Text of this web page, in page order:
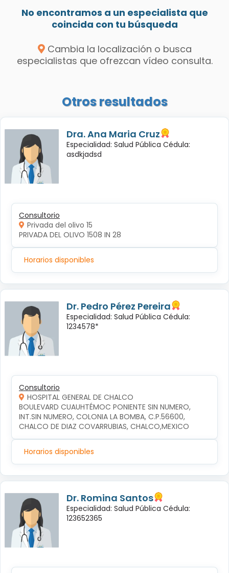
No encontramos a un especialista que
coincida con tu búsqueda
Cambia la localización o busca
especialistas que ofrezcan vídeo consulta.
Otros resultados
Dra. Ana Maria Cruz
Especialidad: Salud Pública Cédula:
asdkjadsd
Consultorio
Privada del olivo 15
PRIVADA DEL OLIVO 1508 IN 28
Horarios disponibles
Dr. Pedro Pérez Pereira
Especialidad: Salud Pública Cédula:
1234578*
Consultorio
HOSPITAL GENERAL DE CHALCO
BOULEVARD CUAUHTÉMOC PONIENTE SIN NUMERO,
INT.SIN NUMERO, COLONIA LA BOMBA, C.P.56600,
CHALCO DE DIAZ COVARRUBIAS, CHALCO,MEXICO
Horarios disponibles
Dr. Romina Santos
Especialidad: Salud Pública Cédula:
123652365